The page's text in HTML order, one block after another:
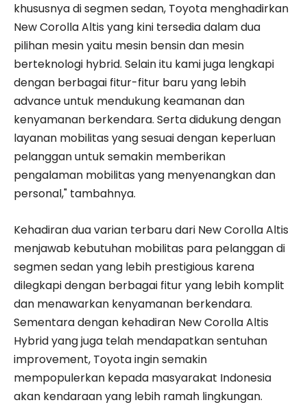
khususnya di segmen sedan, Toyota menghadirkan
New Corolla Altis yang kini tersedia dalam dua
pilihan mesin yaitu mesin bensin dan mesin
berteknologi hybrid. Selain itu kami juga lengkapi
dengan berbagai fitur-fitur baru yang lebih
advance untuk mendukung keamanan dan
kenyamanan berkendara. Serta didukung dengan
layanan mobilitas yang sesuai dengan keperluan
pelanggan untuk semakin memberikan
pengalaman mobilitas yang menyenangkan dan
personal," tambahnya.
Kehadiran dua varian terbaru dari New Corolla Altis
menjawab kebutuhan mobilitas para pelanggan di
segmen sedan yang lebih prestigious karena
dilegkapi dengan berbagai fitur yang lebih komplit
dan menawarkan kenyamanan berkendara.
Sementara dengan kehadiran New Corolla Altis
Hybrid yang juga telah mendapatkan sentuhan
improvement, Toyota ingin semakin
mempopulerkan kepada masyarakat Indonesia
akan kendaraan yang lebih ramah lingkungan.